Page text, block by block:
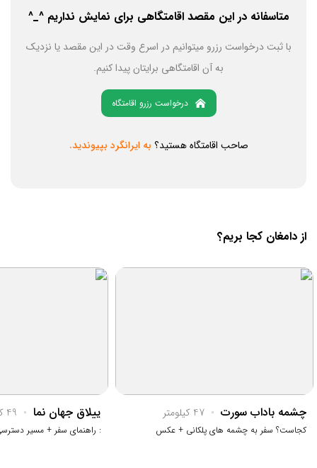
متاسفانه در این مقصد اقامتگاهی برای نمایش نداریم ^_^
با ثبت درخواست رزرو میتوانیم در اسرع وقت در این مقصد یا نزدیک
به آن اقامتگاهی برایتان پیدا کنیم.
درخواست رزرو اقامتگاه
صاحب اقامتگاه هستید؟ به ایرانگرد بپیوندید.
از دامغان کجا بریم؟
چشمه باداب سورت 47 کیلومتر
کجاست؟ سفر به چشمه های پلکانی + عکس
ییلاق جهان نما 49 کیلومتر
: راهنمای سفر + مسیر